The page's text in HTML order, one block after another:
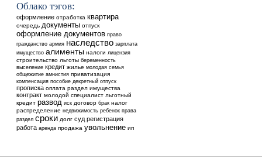
Облако тэгов:
оформление отработка квартира
очередь документы отпуск
оформление документов право
гражданство армия наследство зарплата
имущество алименты налоги лицензия
строительство льготы беременность
выселение кредит жилье молодая семья
общежитие амнистия приватизация
компенсация пособие декретный отпуск
прописка оплата раздел имущества
контракт молодой специалист льготный
кредит развод иск договор брак налог
распределение недвижимость ребенок права
раздел сроки долг суд регистрация
работа аренда продажа увольнение ип